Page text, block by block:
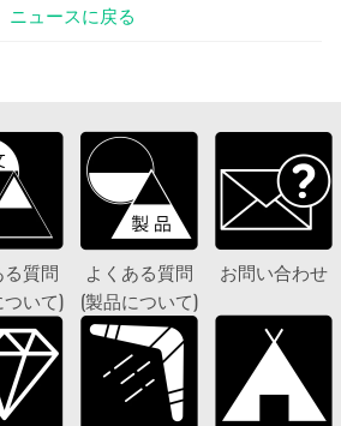
ニュースに戻る
る質問
いて)
よくある質問
(製品について)
お問い合わせ